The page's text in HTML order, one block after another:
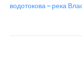
водотокова – река